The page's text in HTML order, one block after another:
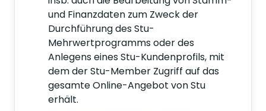
und Finanzdaten zum Zweck der
Durchführung des Stu-
Mehrwertprogramms oder des
Anlegens eines Stu-Kundenprofils, mit
dem der Stu-Member Zugriff auf das
gesamte Online-Angebot von Stu
erhält.